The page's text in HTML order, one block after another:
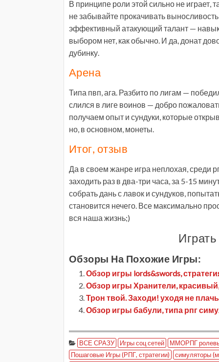
В принципе роли этой сильно не играет,
не забывайте прокачивать
эффективный атакующий талант —
выбором нет, как обычно. И да, донат
дубинку.
Арена
Типа пвп, ага. Разбито по лигам —
слился в лиге воинов — добро
получаем опыт и сундуки, которые
но, в основном, монеты.
Итог, отзыв
Да в своем жанре игра неплохая, среди
заходить раз в два-три часа, за 5-15
собрать дань с лавок и сундуков,
становится нечего. Все максимально
вся наша жизнь;)
Обзоры На Похожие Игры:
Обзор игры lords&swords,
Обзор игры Хранители,
Трон твой. Заходи! уходя не
Обзор игры бабули, типа рпг
ВСЕ СРАЗУ Игры соц сетей
ММОРПГ
Пошаговые Игры (РПГ, стратегии)
симуляторы